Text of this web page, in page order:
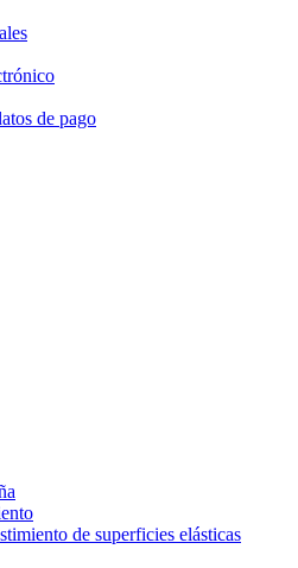
de pago
de superficies elásticas